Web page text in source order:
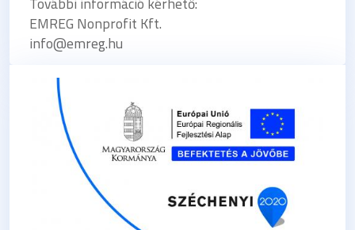
EMREG Nonprofit Kft.
info@emreg.hu